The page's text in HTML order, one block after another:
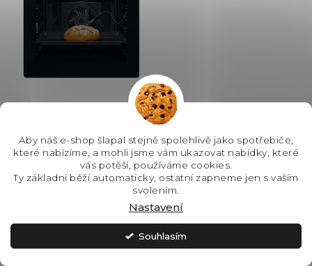
Aby náš e-shop šlapal stejně spolehlivě jako spotřebiče,
které nabízíme, a mohli jsme vám ukazovat nabídky, které
vás potěší, používáme cookies.
Ty základní běží automaticky, ostatní zapneme jen s vaším
svolením.
Nastavení
Souhlasím
MealAssist
SKLADEM - IHNED K
ODESLÁNÍ